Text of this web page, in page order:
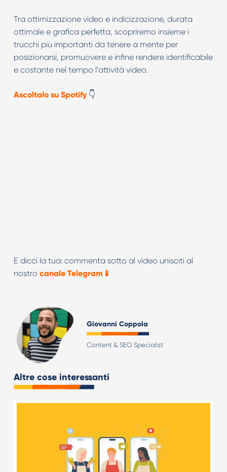
Tra ottimizzazione video e indicizzazione, durata
ottimale e grafica perfetta, scopriremo insieme i
trucchi più importanti da tenere a mente per
posizionarsi, promuovere e infine rendere identificabile
e costante nel tempo l'attività video.
Ascoltalo su Spotify 👇
E dicci la tua: commenta sotto al video unisciti al
nostro canale Telegram📱
Giovanni Coppola
Content & SEO Specialist
Altre cose interessanti